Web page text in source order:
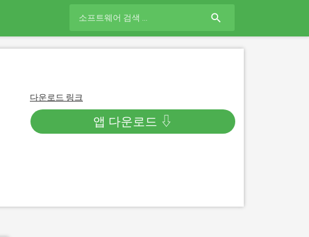
search
다운로드 링크
앱 다운로드 ⇩